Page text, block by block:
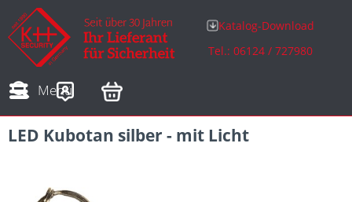
Katalog-Download
Tel.: 06124 / 727980
Menü
Adressen
LED Kubotan silber - mit Licht